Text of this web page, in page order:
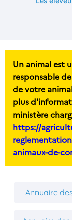
Un animal est
responsable
de votre
plus
ministère
https://
animaux-de-
Annuaire